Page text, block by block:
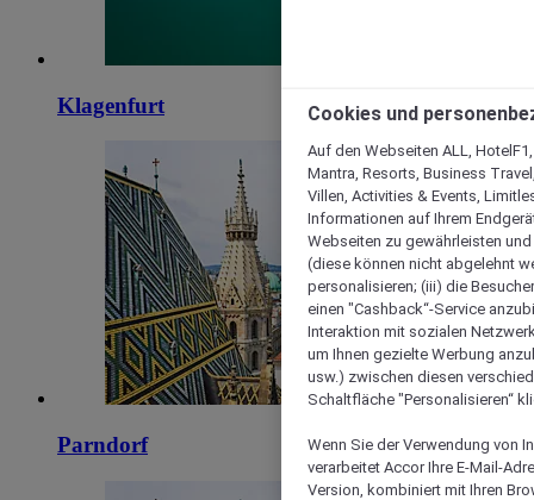
Klagenfurt
Parndorf
Cookies und
Auf den Webseiten ALL,
Mantra, Resorts, Business
Villen, Activities & Events,
Informationen auf Ihrem
Webseiten zu gewährleisten
(diese können nicht abgelehnt
personalisieren; (iii) die
einen "Cashback“-Service
Interaktion mit sozialen
um Ihnen gezielte Werbung
usw.) zwischen diesen
Schaltfläche "Personalisieren“
Wenn Sie der Verwendung von
verarbeitet Accor Ihre E-Mail-
Version, kombiniert mit Ihren